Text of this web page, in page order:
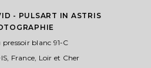
- PULSART IN ASTRIS
pressoir blanc 91-C
France, Loir et Cher